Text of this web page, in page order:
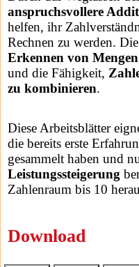
anspruchsvollere
helfen, ihr
Rechnen zu werden.
Erkennen von Mengen
und die Fähigkeit,
zu kombinieren.
Diese Arbeitsblätter
die bereits erste
gesammelt haben und
Leistungssteigerung
Zahlenraum bis 10
Download